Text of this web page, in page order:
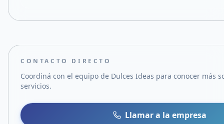
CONTACTO DIRECTO
Coordiná con el equipo de Dulces Ideas para conocer más
servicios.
Llamar a la empresa